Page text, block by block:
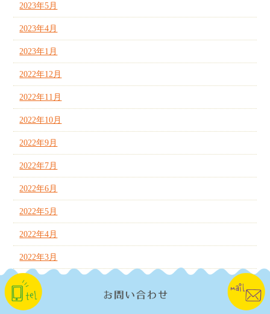
2023年5月
2023年4月
2023年1月
2022年12月
2022年11月
2022年10月
2022年9月
2022年7月
2022年6月
2022年5月
2022年4月
2022年3月
2022年2月
2022年1月